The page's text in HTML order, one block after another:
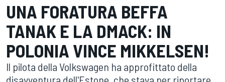
UNA FORATURA BEFFA
TANAK E LA DMACK: IN
POLONIA VINCE MIKKELSEN!
Il pilota della Volkswagen ha approfittato della